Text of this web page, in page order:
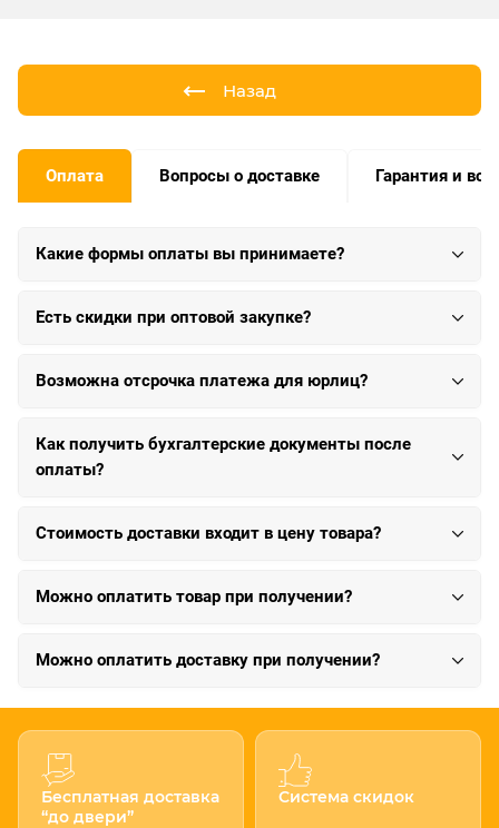
Назад
Оплата Вопросы о доставке Гарантия и
Какие формы оплаты вы принимаете?
Есть скидки при оптовой закупке?
Возможна отсрочка платежа для юрлиц?
Как получить бухгалтерские документы после
оплаты?
Стоимость доставки входит в цену товара?
Можно оплатить товар при получении?
Можно оплатить доставку при получении?
Бесплатная доставка
“до двери”
Система скидок